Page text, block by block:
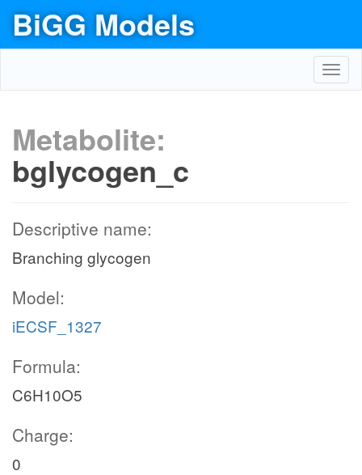
BiGG Models
Metabolite:
bglycogen_c
Descriptive name:
Branching glycogen
Model:
iECSF_1327
Formula:
C6H10O5
Charge:
0